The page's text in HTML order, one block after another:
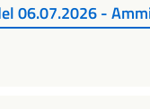
06.07.2026 -